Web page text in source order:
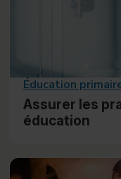
Éducation
Assurer les
éducation